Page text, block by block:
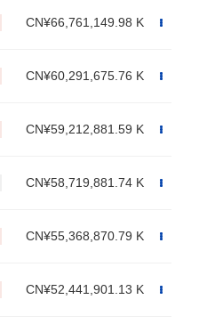
CN¥66,761,149.98 K
CN¥60,291,675.76 K
CN¥59,212,881.59 K
CN¥58,719,881.74 K
CN¥55,368,870.79 K
CN¥52,441,901.13 K